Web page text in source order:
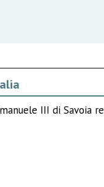
III di Savoia re